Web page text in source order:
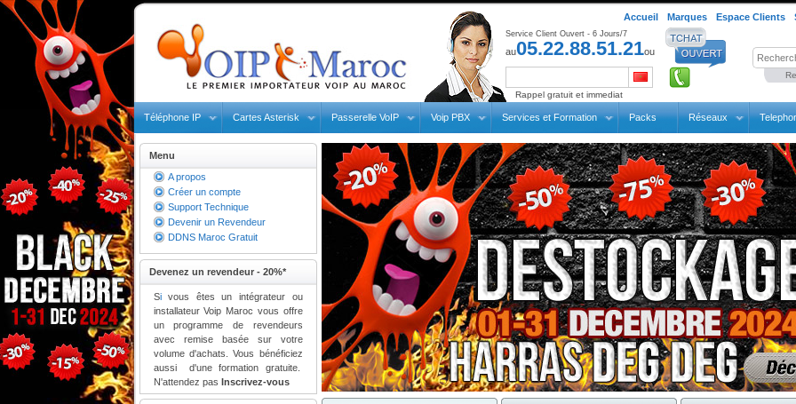
Accueil Marques Espace Clients
Service Client Ouvert - 6 Jours/7
au05.22.88.51.21ou
Rappel gratuit et immediat
Téléphone IP Cartes Asterisk Passerelle VoIP Voip PBX Services et Formation Packs Réseaux
Menu
A propos
Créer un compte
Support Technique
Devenir un Revendeur
DDNS Maroc Gratuit
Devenez un revendeur - 20%*
Sivous êtes un intégrateur ou
installateurVoip Maroc vous offre
un programme de revendeurs
avec remise basée sur votre
volume d'achats. Vous bénéficiez
aussi d'une formation gratuite.
N'attendez pas Inscrivez-vous